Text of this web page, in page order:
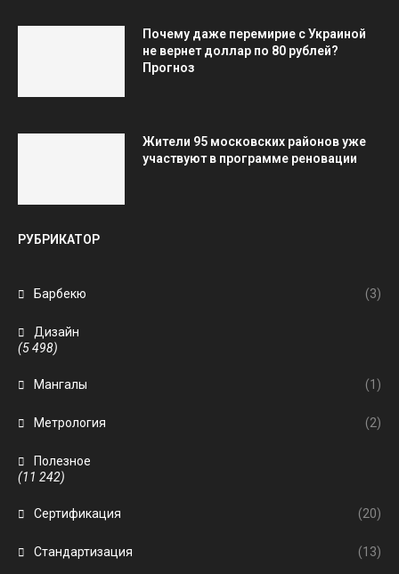
Почему даже перемирие с Украиной
не вернет доллар по 80 рублей?
Прогноз
Жители 95 московских районов уже
участвуют в программе реновации
РУБРИКАТОР
Барбекю (3)
Дизайн
(5 498)
Мангалы (1)
Метрология (2)
Полезное
(11 242)
Сертификация (20)
Стандартизация (13)